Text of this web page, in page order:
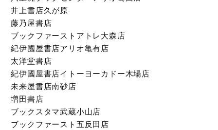
井上書店久が原
藤乃屋書店
ブックファーストアトレ大森店
紀伊國屋書店アリオ亀有店
太洋堂書店
紀伊國屋書店イトーヨーカドー木場店
未来屋書店南砂店
増田書店
ブックスタマ武蔵小山店
ブックファースト五反田店